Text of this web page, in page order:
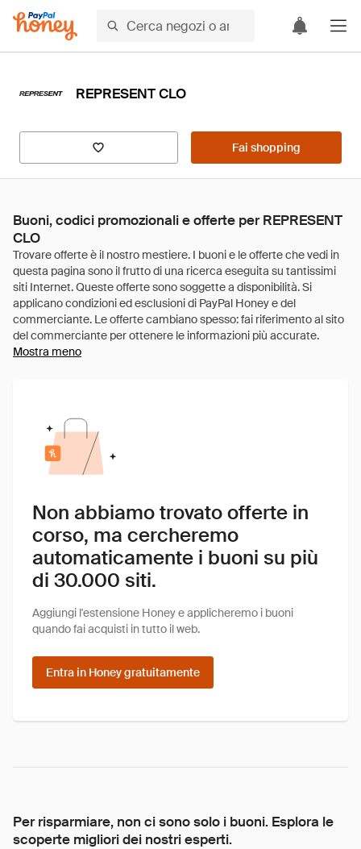
REPRESENT CLO
Fai shopping
Buoni, codici promozionali e offerte per REPRESENT
CLO
Mostra meno
Non abbiamo trovato offerte in
corso, ma cercheremo
automaticamente i buoni su più
di 30.000 siti.
Aggiungi l'estensione Honey e applicheremo i buoni
quando fai acquisti in tutto il web.
Entra in Honey gratuitamente
Per risparmiare, non ci sono solo i buoni. Esplora le
scoperte migliori dei nostri esperti.